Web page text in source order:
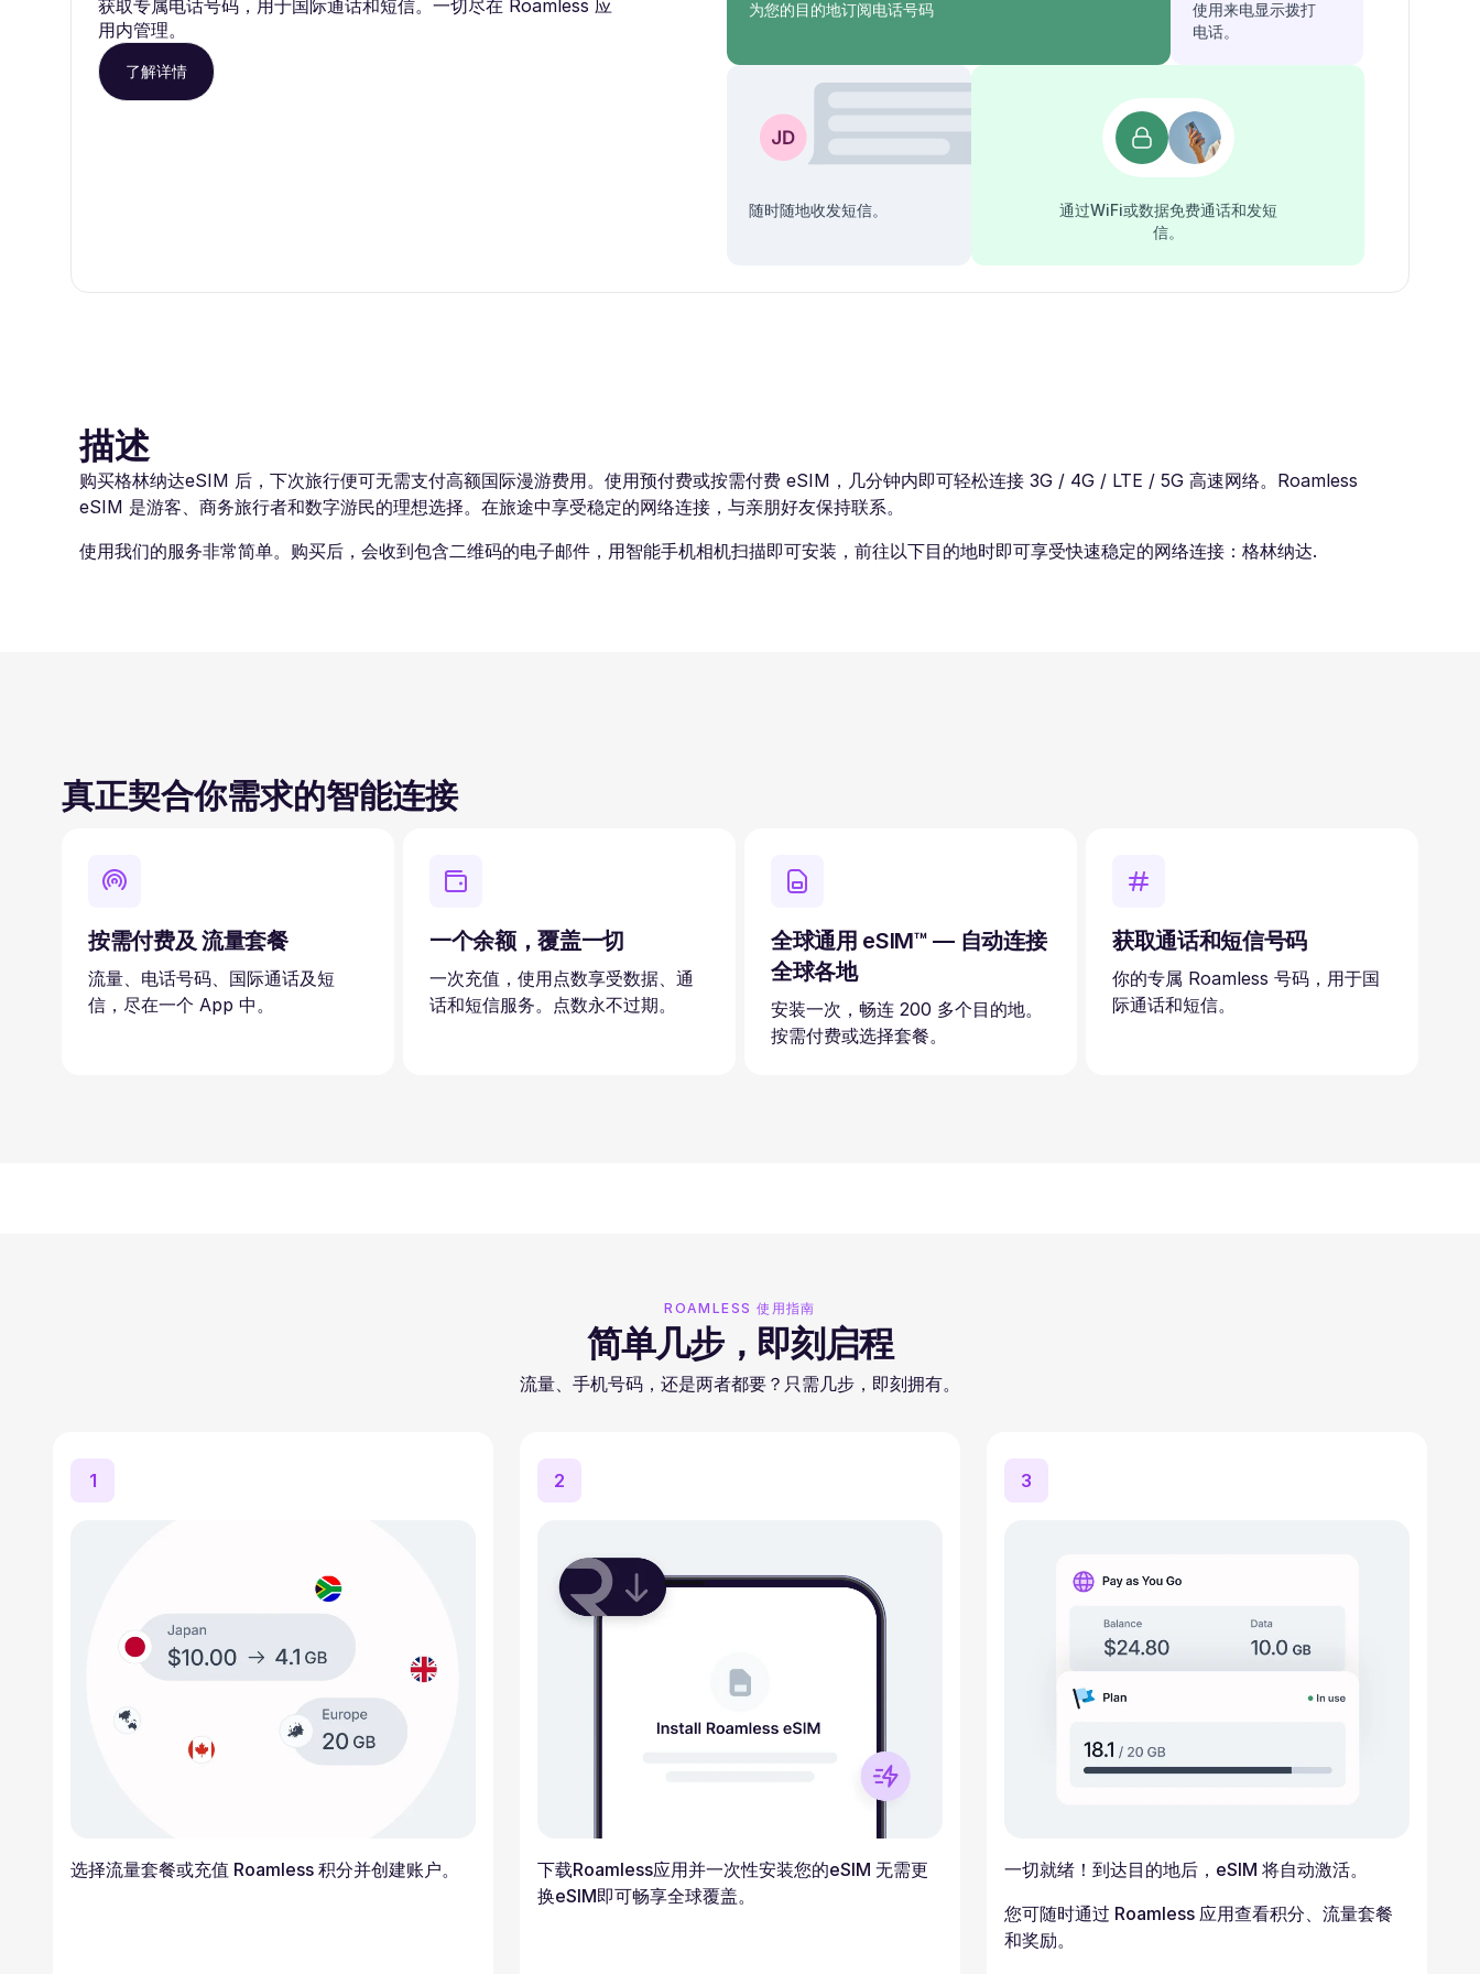
获取专属电话号码，用于国际通话和短信。一切尽在 Roamless 应
用内管理。
了解详情
为您的目的地订阅电话号码
使用来电显示拨打
电话。
随时随地收发短信。
通过WiFi或数据免费通话和发短
信。
描述
购买格林纳达eSIM 后，下次旅行便可无需支付高额国际漫游费用。使用预付费或按需付费 eSIM，几分钟内即可轻松连接 3G / 4G / LTE / 5G 高速网络。Roamless
eSIM 是游客、商务旅行者和数字游民的理想选择。在旅途中享受稳定的网络连接，与亲朋好友保持联系。
使用我们的服务非常简单。购买后，会收到包含二维码的电子邮件，用智能手机相机扫描即可安装，前往以下目的地时即可享受快速稳定的网络连接：格林纳达.
真正契合你需求的智能连接
按需付费及 流量套餐
流量、电话号码、国际通话及短
信，尽在一个 App 中。
一个余额，覆盖一切
一次充值，使用点数享受数据、通
话和短信服务。点数永不过期。
全球通用 eSIM™ — 自动连接
全球各地
安装一次，畅连 200 多个目的地。
按需付费或选择套餐。
获取通话和短信号码
你的专属 Roamless 号码，用于国
际通话和短信。
ROAMLESS 使用指南
简单几步，即刻启程
流量、手机号码，还是两者都要？只需几步，即刻拥有。
1
选择流量套餐或充值 Roamless 积分并创建账户。
2
下载Roamless应用并一次性安装您的eSIM 无需更
换eSIM即可畅享全球覆盖。
3
一切就绪！到达目的地后，eSIM 将自动激活。
您可随时通过 Roamless 应用查看积分、流量套餐
和奖励。